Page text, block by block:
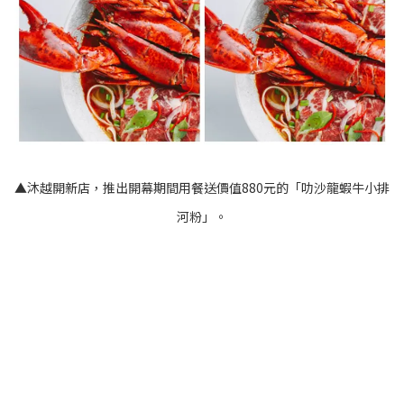
▲沐越開新店，推出開幕期間用餐送價值880元的「叻沙龍蝦牛小排
河粉」。